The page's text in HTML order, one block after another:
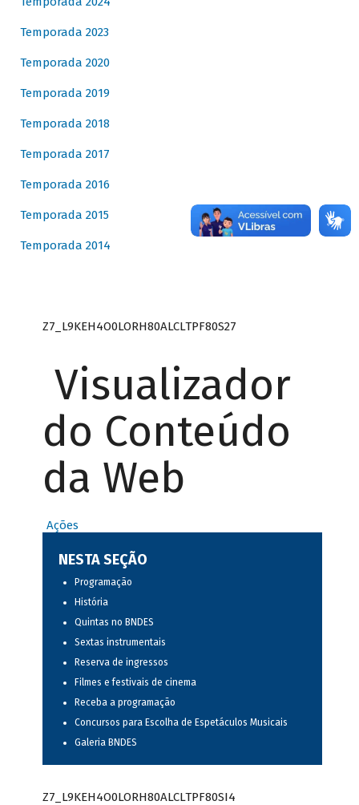
Temporada 2023
Temporada 2020
Temporada 2019
Temporada 2018
Temporada 2017
Temporada 2016
Temporada 2015
Temporada 2014
Z7_L9KEH4O0LORH80ALCLTPF80S27
Visualizador
do Conteúdo
da Web
Ações
NESTA SEÇÃO
Programação
História
Quintas no BNDES
Sextas instrumentais
Reserva de ingressos
Filmes e festivais de cinema
Receba a programação
Concursos para Escolha de Espetáculos Musicais
Galeria BNDES
Z7_L9KEH4O0LORH80ALCLTPF80SI4